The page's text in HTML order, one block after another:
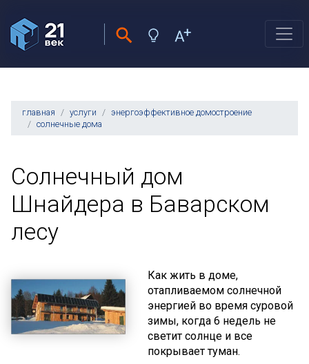
главная услуги
энергоэффективное домостроение
солнечные дома
Солнечный дом
Шнайдера в Баварском
лесу
Как жить в доме,
отапливаемом солнечной
энергией во время суровой
зимы, когда 6 недель не
светит солнце и все
покрывает туман.